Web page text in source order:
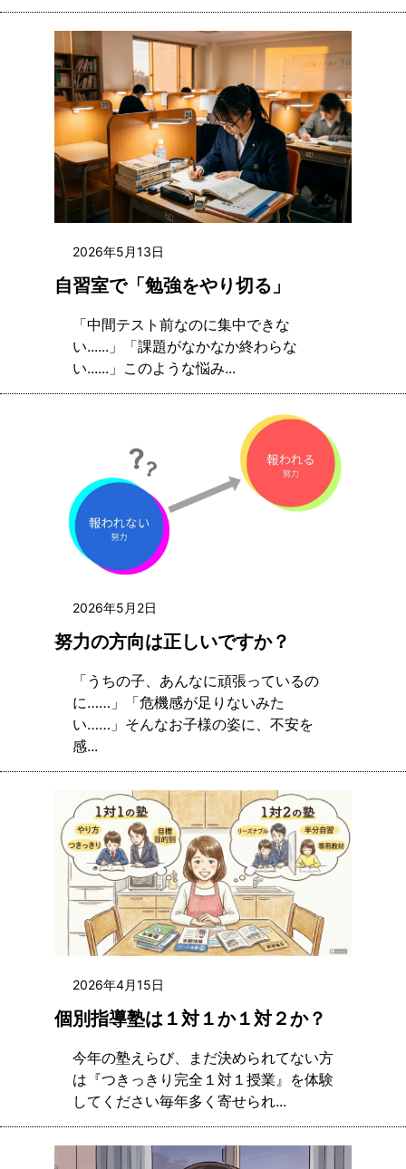
2026年5月13日
自習室で「勉強をやり切る」
「中間テスト前なのに集中できな
い......」「課題がなかなか終わらな
い......」このような悩み...
2026年5月2日
努力の方向は正しいですか？
「うちの子、あんなに頑張っているの
に……」「危機感が足りないみた
い……」そんなお子様の姿に、不安を
感...
2026年4月15日
個別指導塾は１対１か１対２か？
今年の塾えらび、まだ決められてない方
は『つきっきり完全１対１授業』を体験
してください毎年多く寄せられ...